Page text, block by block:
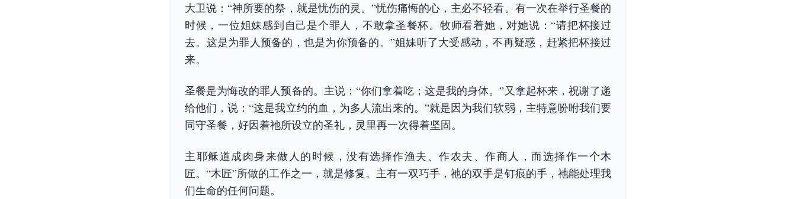
大卫说：“神所要的祭，就是忧伤的灵。”忧伤痛悔的心，主必不轻看。有一次在举行圣餐的
时候，一位姐妹感到自己是个罪人，不敢拿圣餐杯。牧师看着她，对她说：“请把杯接过
去。这是为罪人预备的，也是为你预备的。”姐妹听了大受感动，不再疑惑，赶紧把杯接过
来。
圣餐是为悔改的罪人预备的。主说：“你们拿着吃；这是我的身体。”又拿起杯来，祝谢了递
给他们，说：“这是我立约的血，为多人流出来的。”就是因为我们软弱，主特意吩咐我们要
同守圣餐，好因着祂所设立的圣礼，灵里再一次得着坚固。
主耶稣道成肉身来做人的时候，没有选择作渔夫、作农夫、作商人，而选择作一个木
匠。“木匠”所做的工作之一，就是修复。主有一双巧手，祂的双手是钉痕的手，祂能处理我
们生命的任何问题。